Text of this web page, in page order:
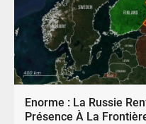
Enorme : La Russie
Présence À La